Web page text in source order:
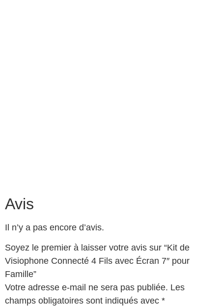
Avis
Il n’y a pas encore d’avis.
Soyez le premier à laisser votre avis sur “Kit de
Visiophone Connecté 4 Fils avec Écran 7″ pour
Famille”
Votre adresse e-mail ne sera pas publiée. Les
champs obligatoires sont indiqués avec *